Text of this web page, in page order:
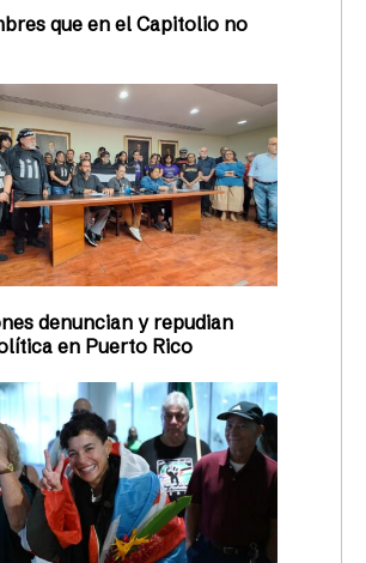
que en el Capitolio no
denuncian y repudian
en Puerto Rico